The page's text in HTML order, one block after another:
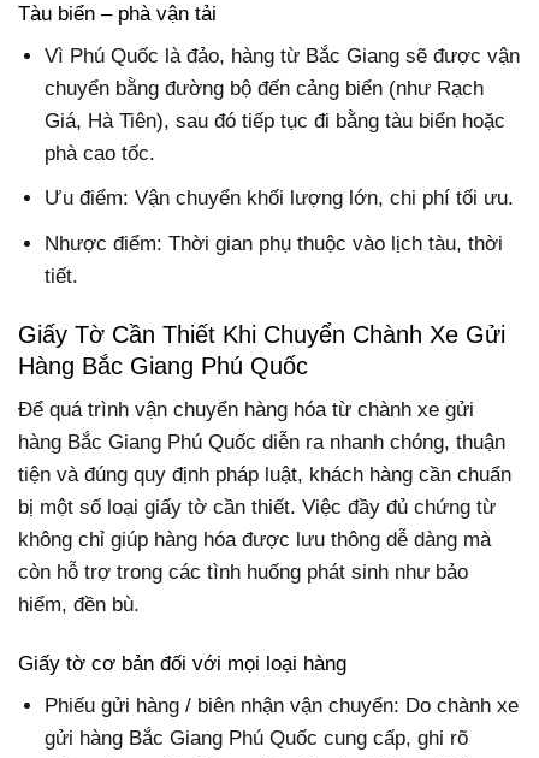
Tàu biển – phà vận tải
Vì Phú Quốc là đảo, hàng từ Bắc Giang sẽ được vận
chuyển bằng đường bộ đến cảng biển (như Rạch
Giá, Hà Tiên), sau đó tiếp tục đi bằng tàu biển hoặc
phà cao tốc.
Ưu điểm: Vận chuyển khối lượng lớn, chi phí tối ưu.
Nhược điểm: Thời gian phụ thuộc vào lịch tàu, thời
tiết.
Giấy Tờ Cần Thiết Khi Chuyển Chành Xe Gửi
Hàng Bắc Giang Phú Quốc
Để quá trình vận chuyển hàng hóa từ chành xe gửi
hàng Bắc Giang Phú Quốc diễn ra nhanh chóng, thuận
tiện và đúng quy định pháp luật, khách hàng cần chuẩn
bị một số loại giấy tờ cần thiết. Việc đầy đủ chứng từ
không chỉ giúp hàng hóa được lưu thông dễ dàng mà
còn hỗ trợ trong các tình huống phát sinh như bảo
hiểm, đền bù.
Giấy tờ cơ bản đối với mọi loại hàng
Phiếu gửi hàng / biên nhận vận chuyển: Do chành xe
gửi hàng Bắc Giang Phú Quốc cung cấp, ghi rõ